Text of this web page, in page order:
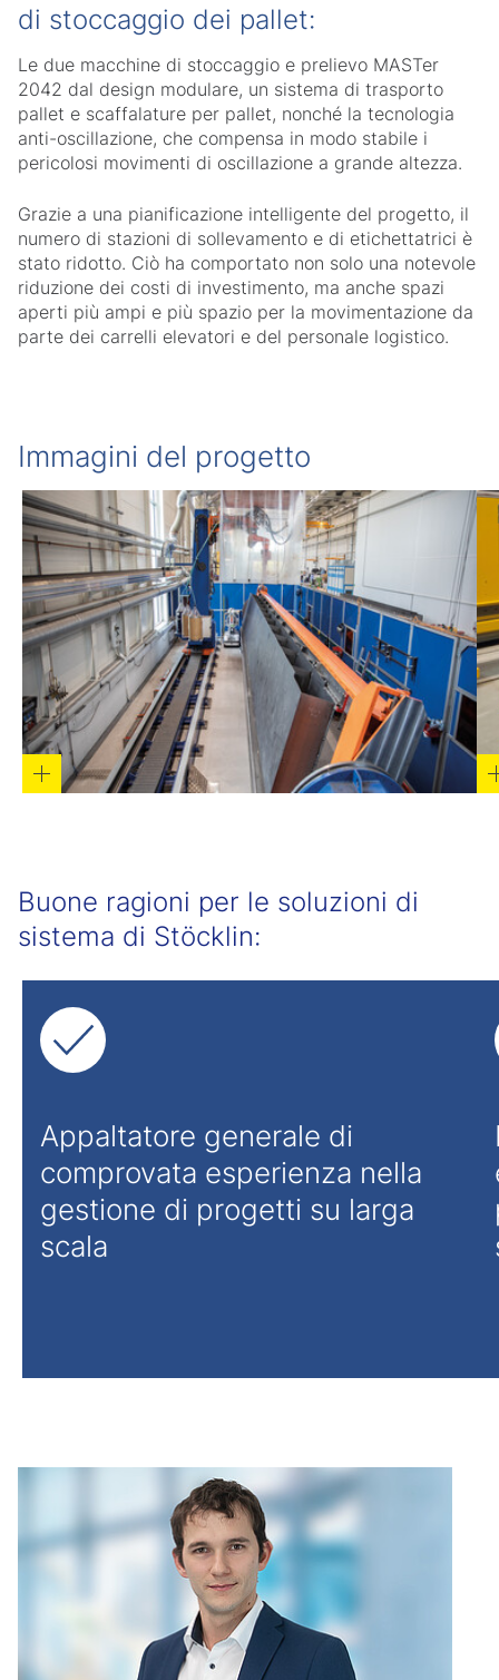
di stoccaggio dei pallet:
Le due macchine di stoccaggio e prelievo MASTer
2042 dal design modulare, un sistema di trasporto
pallet e scaffalature per pallet, nonché la tecnologia
anti-oscillazione, che compensa in modo stabile i
pericolosi movimenti di oscillazione a grande altezza.
Grazie a una pianificazione intelligente del progetto, il
numero di stazioni di sollevamento e di etichettatrici è
stato ridotto. Ciò ha comportato non solo una notevole
riduzione dei costi di investimento, ma anche spazi
aperti più ampi e più spazio per la movimentazione da
parte dei carrelli elevatori e del personale logistico.
Immagini del progetto
Buone ragioni per le soluzioni di
sistema di Stöcklin:
Appaltatore generale di
comprovata esperienza nella
gestione di progetti su larga
scala